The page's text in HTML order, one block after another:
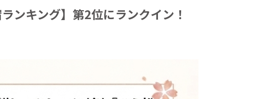
ンキング】第2位にランクイン！